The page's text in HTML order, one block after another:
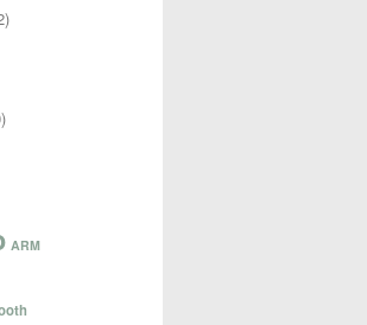
ARM